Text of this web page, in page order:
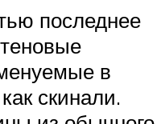
последнее
в
скинали.